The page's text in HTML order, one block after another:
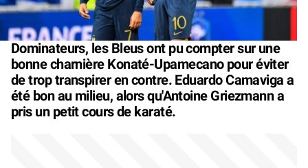
Dominateurs, les Bleus ont pu compter sur une
bonne charnière Konaté-Upamecano pour éviter
de trop transpirer en contre. Eduardo Camaviga a
été bon au milieu, alors qu'Antoine Griezmann a
pris un petit cours de karaté.